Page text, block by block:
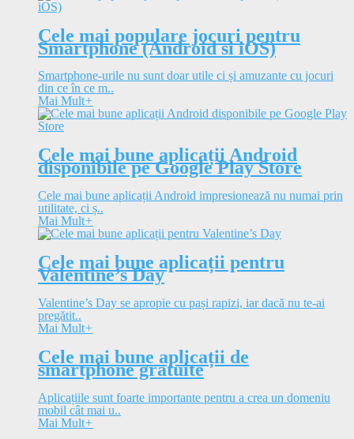
Cele mai populare jocuri pentru
Smartphone (Android si iOS)
Smartphone-urile nu sunt doar utile ci și amuzante cu jocuri
din ce în ce m..
Mai Mult+
Cele mai bune aplicații Android
disponibile pe Google Play Store
Cele mai bune aplicații Android impresionează nu numai prin
utilitate, ci ș..
Mai Mult+
Cele mai bune aplicații pentru
Valentine’s Day
Valentine’s Day se apropie cu pași rapizi, iar dacă nu te-ai
pregătit..
Mai Mult+
Cele mai bune aplicații de
smartphone gratuite
Aplicațiile sunt foarte importante pentru a crea un domeniu
mobil cât mai u..
Mai Mult+